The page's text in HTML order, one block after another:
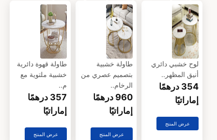
لوح خشبي دائري
أنيق المظهر..
354 درهمًا
إماراتيًا
عرض المنتج
طاولة خشبية
بتصميم عصري من
الرخام..
960 درهمًا
إماراتيًا
عرض المنتج
طاولة قهوة دائرية
خشبية ملتوية مع
م..
357 درهمًا
إماراتيًا
عرض المنتج